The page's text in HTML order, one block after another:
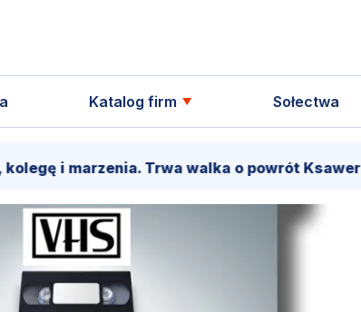
Katalog firm Sołectwa
Trwa walka o powrót Ksawerego do